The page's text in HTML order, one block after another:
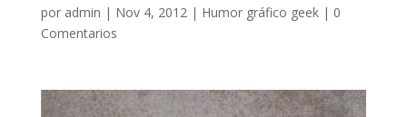
por admin | Nov 4, 2012| Humor gráfico geek| 0
Comentarios